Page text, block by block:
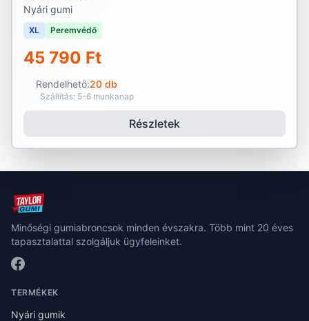
Nyári gumi
XL Peremvédő
45 790 Ft
Rendelhető:20 db
Szállítás: 5-6 munkanap
Részletek
Minőségi gumiabroncsok minden évszakra. Több mint 20 éves
tapasztalattal szolgáljuk ügyfeleinket.
TERMÉKEK
Nyári gumik